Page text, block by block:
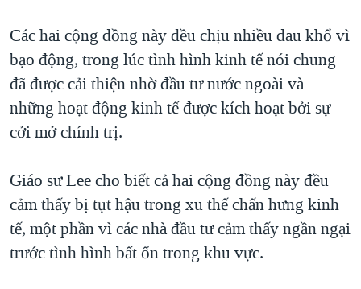
Các hai cộng đồng này đều chịu nhiều đau khổ vì
bạo động, trong lúc tình hình kinh tế nói chung
đã được cải thiện nhờ đầu tư nước ngoài và
những hoạt động kinh tế được kích hoạt bởi sự
cởi mở chính trị.
Giáo sư Lee cho biết cả hai cộng đồng này đều
cảm thấy bị tụt hậu trong xu thế chấn hưng kinh
tế, một phần vì các nhà đầu tư cảm thấy ngần ngại
trước tình hình bất ổn trong khu vực.